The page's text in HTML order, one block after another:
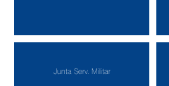
Junta Serv. Militar